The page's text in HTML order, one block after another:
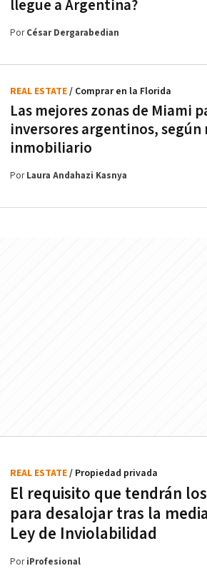
llegue a Argentina?
PorCésar Dergarabedian
Las mejores zonas de Miami
inversores argentinos,
inmobiliario
REAL ESTATE/ Comprar en la Florida
PorLaura Andahazi Kasnya
El requisito que tendrán
para desalojar tras la
Ley de Inviolabilidad
REAL ESTATE/ Propiedad privada
PoriProfesional